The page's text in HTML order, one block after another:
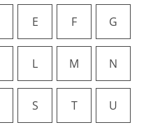
E F G
L M N
S T U